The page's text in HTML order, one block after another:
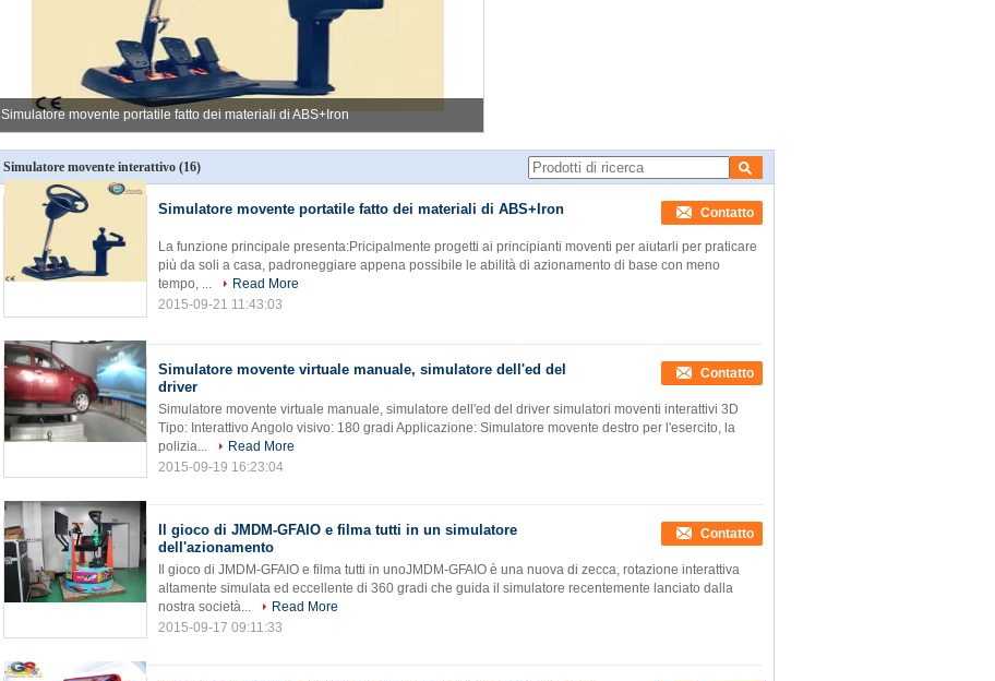
Simulatore movente portatile fatto dei materiali di ABS+Iron
Simulatore movente interattivo (16)
Simulatore movente portatile fatto dei materiali di ABS+Iron Contatto
La funzione principale presenta:Pricipalmente progetti ai principianti moventi per aiutarli per praticare
più da soli a casa, padroneggiare appena possibile le abilità di azionamento di base con meno
tempo, ...
Read More
2015-09-21 11:43:03
Simulatore movente virtuale manuale, simulatore dell'ed del
driver
Contatto
Simulatore movente virtuale manuale, simulatore dell'ed del driver simulatori moventi interattivi 3D
Tipo: Interattivo Angolo visivo: 180 gradi Applicazione: Simulatore movente destro per l'esercito, la
polizia...
Read More
2015-09-19 16:23:04
Il gioco di JMDM-GFAIO e filma tutti in un simulatore
dell'azionamento
Contatto
Il gioco di JMDM-GFAIO e filma tutti in unoJMDM-GFAIO è una nuova di zecca, rotazione interattiva
altamente simulata ed eccellente di 360 gradi che guida il simulatore recentemente lanciato dalla
nostra società...
Read More
2015-09-17 09:11:33